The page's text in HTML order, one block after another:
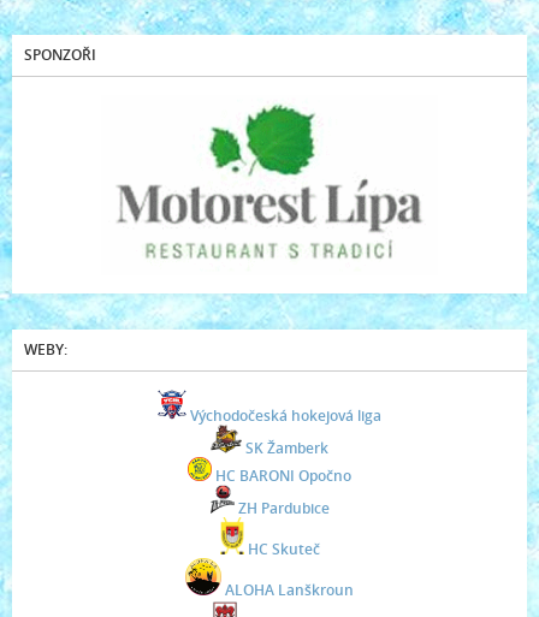
SPONZOŘI
WEBY:
Východočeská hokejová liga
SK Žamberk
HC BARONI Opočno
ZH Pardubice
HC Skuteč
ALOHA Lanškroun